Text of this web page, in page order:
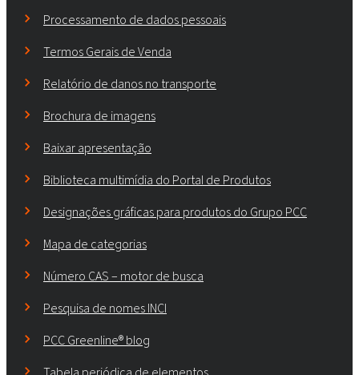
Processamento de dados pessoais
Termos Gerais de Venda
Relatório de danos no transporte
Brochura de imagens
Baixar apresentação
Biblioteca multimídia do Portal de Produtos
Designações gráficas para produtos do Grupo PCC
Mapa de categorias
Número CAS – motor de busca
Pesquisa de nomes INCI
PCC Greenline® blog